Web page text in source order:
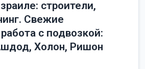
строители,
Свежие
с подвозкой:
Холон, Ришон